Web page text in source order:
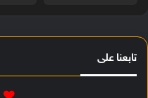
تابعنا على